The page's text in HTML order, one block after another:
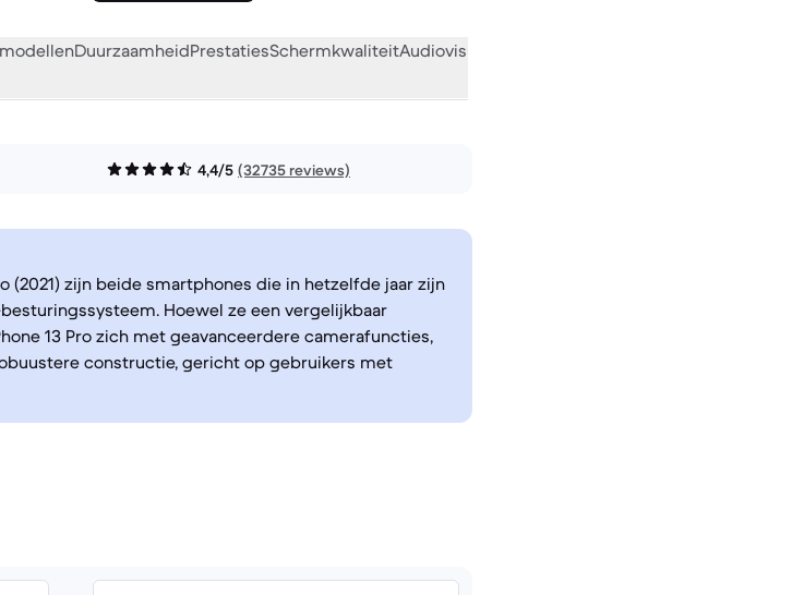
DuurzaamheidPrestatiesSchermkwaliteitAudiovisueel
4,4/5 (32735 reviews)
(2021) zijn beide smartphones die in hetzelfde jaar zijn
Hoewel ze een vergelijkbaar
13 Pro zich met geavanceerdere camerafuncties,
constructie, gericht op gebruikers met